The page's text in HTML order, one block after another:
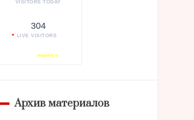
VISITORS TODAY
304
LIVE VISITORS
Архив материалов